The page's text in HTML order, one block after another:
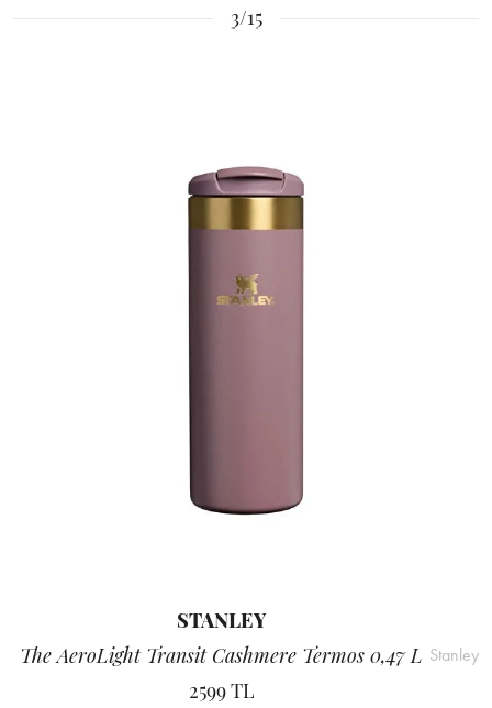
3/15
STANLEY
The AeroLight Transit Cashmere Termos 0,47 L
2599 TL
Stanley